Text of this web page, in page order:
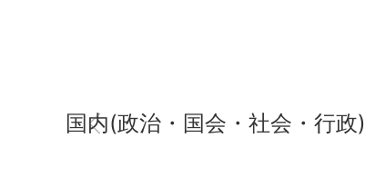
国内(政治・国会・社会・行政)